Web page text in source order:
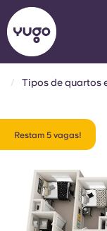
Localizações
Mais
Tipos de quartos
Restam 5 vagas!